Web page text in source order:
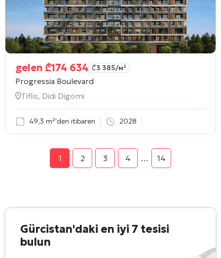
gelen ₾174 634 ₾3 385/м²
Progressia Boulevard
Tiflis, Didi Digomi
49,3 m²'den itibaren 2028
1 2 3 4 … 14
Gürcistan'daki en iyi 7 tesisi
bulun